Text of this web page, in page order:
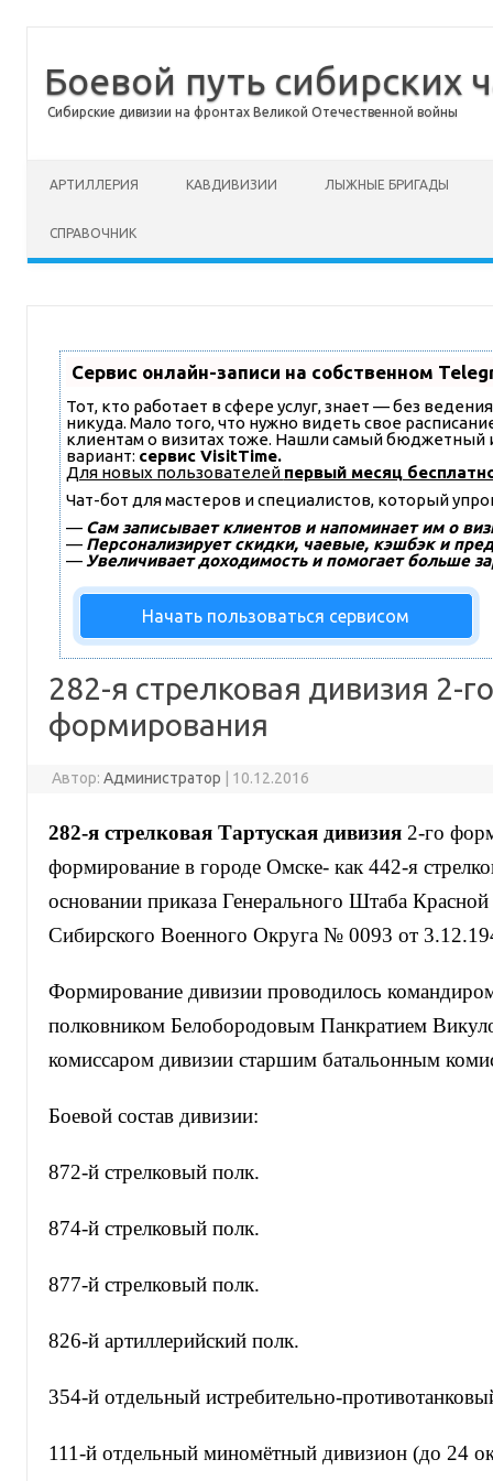
Боевой путь сибирских
Сибирские дивизии на фронтах Великой Отечественной войны
АРТИЛЛЕРИЯ КАВДИВИЗИИ ЛЫЖНЫЕ БРИГАДЫ
СПРАВОЧНИК
Сервис онлайн-записи на собственном
Тот, кто работает в сфере услуг, знает — без
никуда. Мало того, что нужно видеть свое
клиентам о визитах тоже. Нашли самый бюджетный
вариант: сервис VisitTime.
Для новых пользователей первый месяц
Чат-бот для мастеров и специалистов, который
— Сам записывает клиентов и напоминает им о
— Персонализирует скидки, чаевые, кэшбэк и
— Увеличивает доходимость и помогает больше
Начать пользоваться сервисом
282-я стрелковая дивизия 2-го
формирования
Автор:Администратор 10.12.2016
282-я стрелковая Тартуская дивизия2-го
формирование в городе Омске- как 442-я
основании приказа Генерального Штаба
Сибирского Военного Округа № 0093 от
Формирование дивизии проводилось
полковником Белобородовым Панкратием
комиссаром дивизии старшим батальонным
Боевой состав дивизии:
872-й стрелковый полк.
874-й стрелковый полк.
877-й стрелковый полк.
826-й артиллерийский полк.
354-й отдельный истребительно-
111-й отдельный миномётный дивизион (до 24